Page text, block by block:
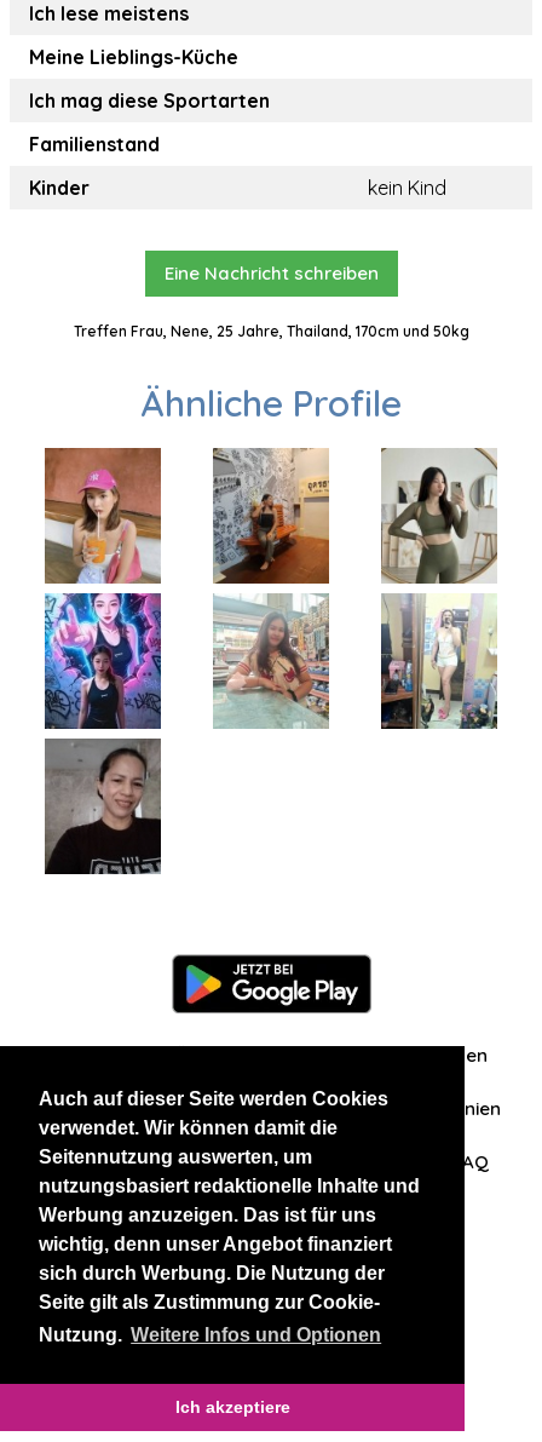
Auch auf dieser Seite werden Cookies
verwendet. Wir können damit die
Seitennutzung auswerten, um
nutzungsbasiert redaktionelle Inhalte und
Werbung anzuzeigen. Das ist für uns
wichtig, denn unser Angebot finanziert
sich durch Werbung. Die Nutzung der
Seite gilt als Zustimmung zur Cookie-
Nutzung. Weitere Infos und Optionen
Ich akzeptiere
Ich lese meistens
Meine Lieblings-Küche
Ich mag diese Sportarten
Familienstand
Kinder
kein Kind
Eine Nachricht schreiben
Treffen Frau, Nene, 25 Jahre, Thailand, 170cm und 50kg
Ähnliche Profile
Zuschriften/Erfahrungen
Datenschutzerklärung AGB Datenschutzrichtlinien
Nehmen Sie Kontakt mit uns auf FAQ
Unsere anderen Websites
BlackAndBeauties RussianKisses